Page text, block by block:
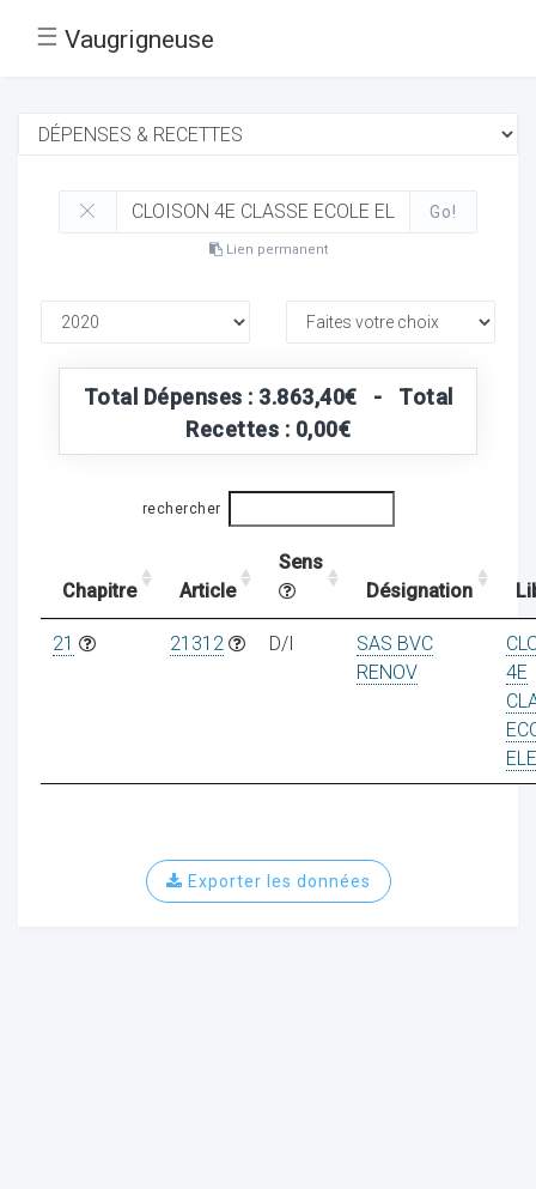
☰ Vaugrigneuse
Go!
Lien permanent
Total Dépenses : 3.863,40€ - Total
Recettes : 0,00€
rechercher
Chapitre Article
Sens
Désignation
21 21312 D/I
SAS BVC
RENOV
4E
Exporter les données